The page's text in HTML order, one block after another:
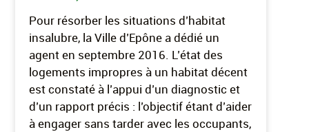
Pour résorber les situations d’habitat
insalubre, la Ville d’Epône a dédié un
agent en septembre 2016. L’état des
logements impropres à un habitat décent
est constaté à l’appui d’un diagnostic et
d’un rapport précis : l’objectif étant d’aider
à engager sans tarder avec les occupants,